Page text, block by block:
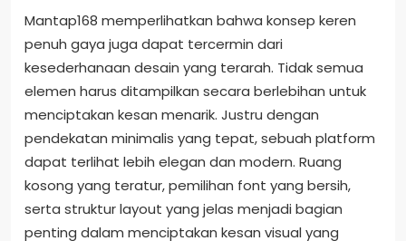
Mantap168 memperlihatkan bahwa konsep keren
penuh gaya juga dapat tercermin dari
kesederhanaan desain yang terarah. Tidak semua
elemen harus ditampilkan secara berlebihan untuk
menciptakan kesan menarik. Justru dengan
pendekatan minimalis yang tepat, sebuah platform
dapat terlihat lebih elegan dan modern. Ruang
kosong yang teratur, pemilihan font yang bersih,
serta struktur layout yang jelas menjadi bagian
penting dalam menciptakan kesan visual yang